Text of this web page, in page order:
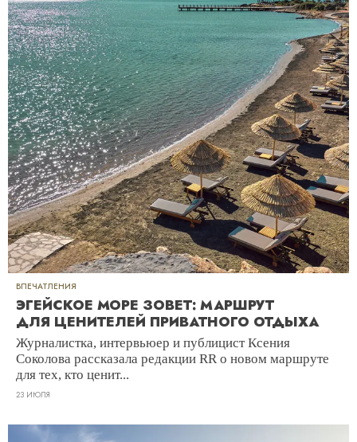
ВПЕЧАТЛЕНИЯ
ЭГЕЙСКОЕ МОРЕ ЗОВЕТ: МАРШРУТ
ДЛЯ ЦЕНИТЕЛЕЙ ПРИВАТНОГО ОТДЫХА
Журналистка, интервьюер и публицист Ксения
Соколова рассказала редакции RR о новом маршруте
для тех, кто ценит...
23 ИЮЛЯ